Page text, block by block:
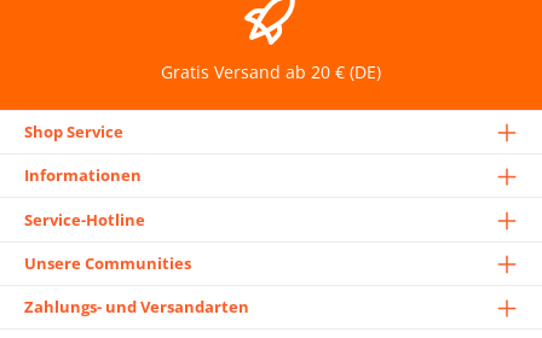
Gratis Versand ab 20 € (DE)
Shop Service
Informationen
Service-Hotline
Unsere Communities
Zahlungs- und Versandarten